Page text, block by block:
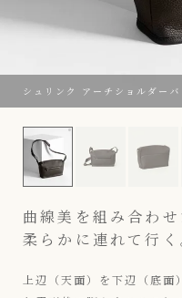
シュリンク アーチショルダ
シュリンク アー
曲線美を組み合わ
柔らかに連れて行く
上辺（天面）を下辺（底